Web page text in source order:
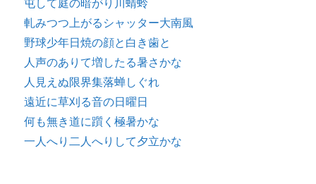
屯して庭の暗がり川蜻蛉
軋みつつ上がるシャッター大南風
野球少年日焼の顔と白き歯と
人声のありて増したる暑さかな
人見えぬ限界集落蝉しぐれ
遠近に草刈る音の日曜日
何も無き道に躓く極暑かな
一人へり二人へりして夕立かな